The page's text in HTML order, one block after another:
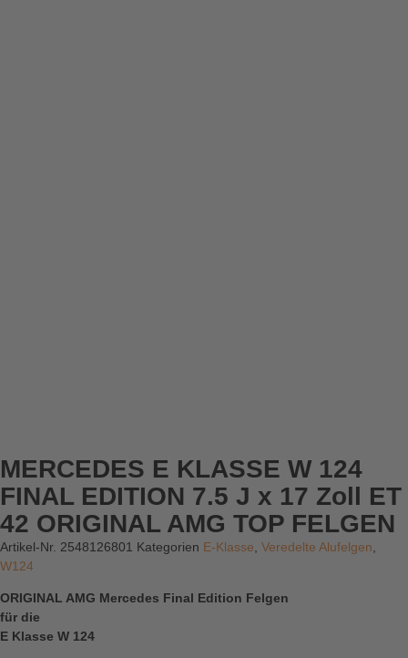
MERCEDES E KLASSE W 124
FINAL EDITION 7.5 J x 17 Zoll ET
42 ORIGINAL AMG TOP FELGEN
Artikel-Nr. 2548126801 Kategorien E-Klasse Veredelte Alufelgen
W124
ORIGINAL AMG Mercedes Final Edition Felgen
für die
E Klasse W 124